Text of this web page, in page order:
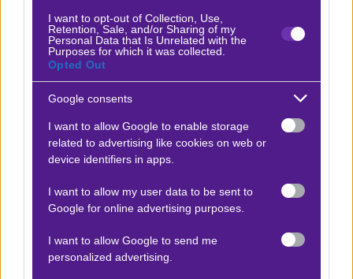
I want to opt-out of Collection, Use,
Retention, Sale, and/or Sharing of my
Personal Data that Is Unrelated with the
Purposes for which it was collected.
Opted Out
Google consents
I want to allow Google to enable storage
related to advertising like cookies on web or
device identifiers in apps.
I want to allow my user data to be sent to
Google for online advertising purposes.
I want to allow Google to send me
personalized advertising.
1.72
Αποτέλεσμα: 1-6
Βαθμολογίες Ελλάδα - Stoiximan
Super league
Βαθμολογίες Aγγλία – Premier league